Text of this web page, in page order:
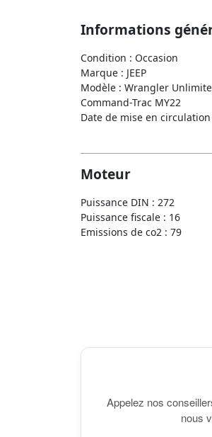
Informations
Condition : Occasion
Marque : JEEP
Modèle : Wrangler
Command-Trac MY22
Date de mise en circulation
Moteur
Puissance DIN : 272
Puissance fiscale : 16
Emissions de co2 : 79
Appelez nos
nous